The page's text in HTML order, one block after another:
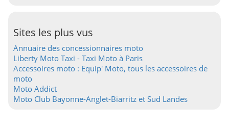
Sites les plus vus
Annuaire des concessionnaires moto
Liberty Moto Taxi - Taxi Moto à Paris
Accessoires moto : Equip' Moto, tous les accessoires de
moto
Moto Addict
Moto Club Bayonne-Anglet-Biarritz et Sud Landes